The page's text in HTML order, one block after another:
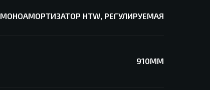
МОНОАМОРТИЗАТОР HTW, РЕГУЛИРУЕМАЯ
910ММ